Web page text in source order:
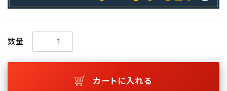
数量
カートに入れる